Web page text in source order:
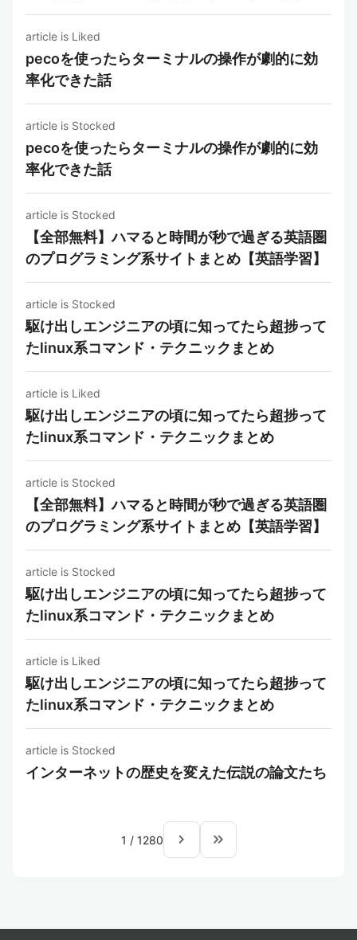
article is Liked
pecoを使ったらターミナルの操作が劇的に効
率化できた話
article is Stocked
pecoを使ったらターミナルの操作が劇的に効
率化できた話
article is Stocked
【全部無料】ハマると時間が秒で過ぎる英語圏
のプログラミング系サイトまとめ【英語学習】
article is Stocked
駆け出しエンジニアの頃に知ってたら超捗って
たlinux系コマンド・テクニックまとめ
article is Liked
駆け出しエンジニアの頃に知ってたら超捗って
たlinux系コマンド・テクニックまとめ
article is Stocked
【全部無料】ハマると時間が秒で過ぎる英語圏
のプログラミング系サイトまとめ【英語学習】
article is Stocked
駆け出しエンジニアの頃に知ってたら超捗って
たlinux系コマンド・テクニックまとめ
article is Liked
駆け出しエンジニアの頃に知ってたら超捗って
たlinux系コマンド・テクニックまとめ
article is Stocked
インターネットの歴史を変えた伝説の論文たち
1 / 1280 navigate_next keyboard_double_arrow_right